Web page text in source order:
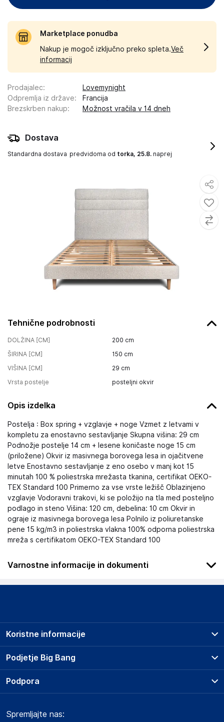
Tehnične podrobnosti
DOLŽINA [CM] 200 cm
ŠIRINA [CM]
150 cm
VIŠINA [CM]
29 cm
Vrsta postelje
posteljni okvir
Opis izdelka
Postelja : Box spring + vzglavje + noge Vzmet z letvami v
kompletu za enostavno sestavljanje Skupna višina: 29 cm
Podnožje postelje 14 cm + lesene koničaste noge 15 cm
(priložene) Okvir iz masivnega borovega lesa in ojačitvene
letve Enostavno sestavljanje z eno osebo v manj kot 15
minutah 100 % poliestrska mrežasta tkanina, certifikat OEKO-
TEX Standard 100 Primerno za vse vrste ležišč Oblazinjeno
vzglavje Vodoravni trakovi, ki se položijo na tla med posteljno
podlago in steno Višina: 120 cm, debelina: 10 cm Okvir in
ograje iz masivnega borovega lesa Polnilo iz poliuretanske
pene 15 kg/m3 in poliestrska vlakna 100% odporna poliestrska
mreža s certifikatom OEKO-TEX Standard 100
Varnostne informacije in dokumenti
Podatki o proizvajalcu
Lovemynight
France
Gospodarski subjekt s sedežem v EU, ki zagotavlja skladnost
izdelka z zahtevanimi predpisi.
Marketplace ponudba
Nakup je mogoč izključno preko spleta.Več
informacij
Prodajalec:
Lovemynight
Odpremlja iz države:
Francija
Brezskrben nakup: Možnost vračila v 14 dneh
Dostava
Standardna dostava predvidoma od torka, 25.8. naprej
Podjetje Big Bang
O podjetju
Obvestila za javnost
Koristne informacije
Prodajna mesta
Storitve
Dostava, vnos in odvoz
Podpora
Marketplace
Spremljajte nas: